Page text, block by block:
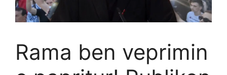
Rama ben veprimin